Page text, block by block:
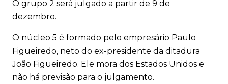
O grupo 2 será julgado a partir de 9 de
dezembro.
O núcleo 5 é formado pelo empresário Paulo
Figueiredo, neto do ex-presidente da ditadura
João Figueiredo. Ele mora dos Estados Unidos e
não há previsão para o julgamento.